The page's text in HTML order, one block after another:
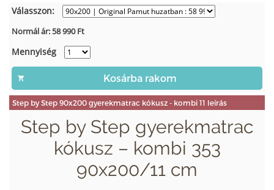
Válasszon:
Normál ár:58 990Ft
Mennyiség
Step by Step 90x200 gyerekmatrac kókusz - kombi 11 leírás
Step by Step gyerekmatrac
kókusz – kombi 353
90x200/11 cm